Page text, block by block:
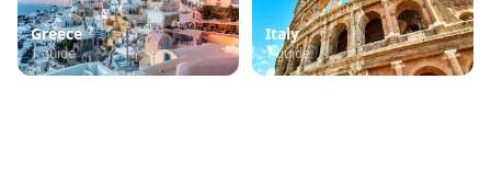
Greece
1guide
Italy
1guide